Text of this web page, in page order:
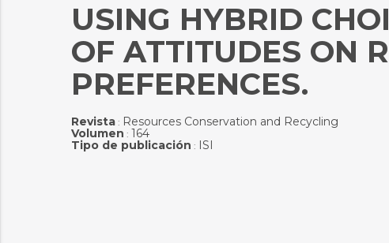
USING HYBRID
OF ATTITUDES ON
PREFERENCES.
Revista: Resources Conservation and Recycling
Volumen : 164
Tipo de publicación : ISI